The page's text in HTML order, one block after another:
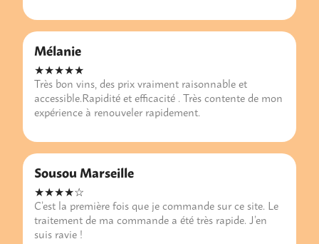
Mélanie
★★★★★
Très bon vins, des prix vraiment raisonnable et
accessible.Rapidité et efficacité . Très contente de mon
expérience à renouveler rapidement.
Sousou Marseille
★★★★☆
C’est la première fois que je commande sur ce site. Le
traitement de ma commande a été très rapide. J’en
suis ravie !